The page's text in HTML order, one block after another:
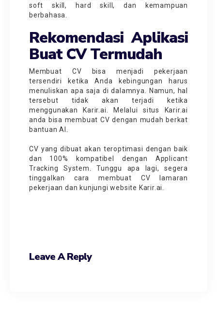
soft skill, hard skill, dan kemampuan
berbahasa.
Rekomendasi Aplikasi
Buat CV Termudah
Membuat CV bisa menjadi pekerjaan
tersendiri ketika Anda kebingungan harus
menuliskan apa saja di dalamnya. Namun, hal
tersebut tidak akan terjadi ketika
menggunakan Karir.ai. Melalui situs Karir.ai
anda bisa membuat CV dengan mudah berkat
bantuan AI.
CV yang dibuat akan teroptimasi dengan baik
dan 100% kompatibel dengan Applicant
Tracking System. Tunggu apa lagi, segera
tinggalkan cara membuat CV lamaran
pekerjaan dan kunjungi website Karir.ai
Leave A Reply